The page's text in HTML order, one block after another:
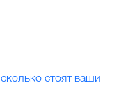
сколько стоят ваши